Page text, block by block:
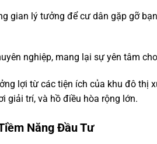
gian lý tưởng để cư dân gặp gỡ
nghiệp, mang lại sự yên tâm
lợi từ các tiện ích của khu đô thị
giải trí, và hồ điều hòa rộng lớn.
Năng Đầu Tư